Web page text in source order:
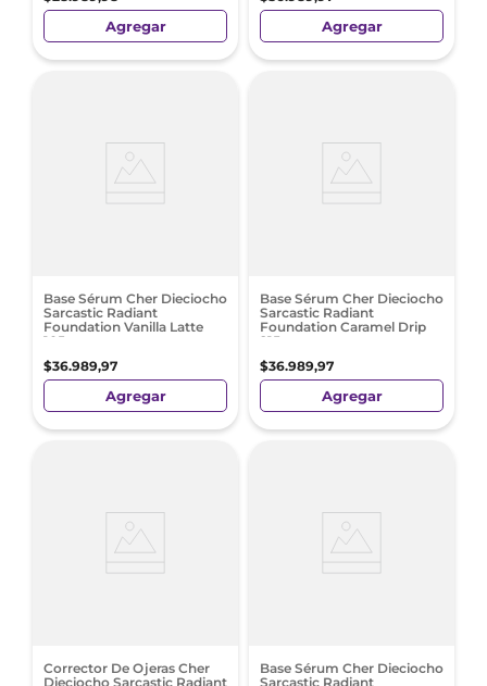
Agregar Agregar
Base Sérum Cher Dieciocho
Sarcastic Radiant
Foundation Vanilla Latte
105
$36.989,97
Agregar
Base Sérum Cher Dieciocho
Sarcastic Radiant
Foundation Caramel Drip
215
$36.989,97
Agregar
Corrector De Ojeras Cher
Dieciocho Sarcastic Radiant
Base Sérum Cher Dieciocho
Sarcastic Radiant